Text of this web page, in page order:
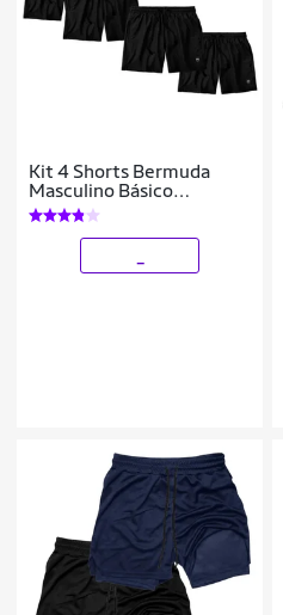
Kit 4 Shorts Bermuda
Masculino Básico
Mauricinho Tactel